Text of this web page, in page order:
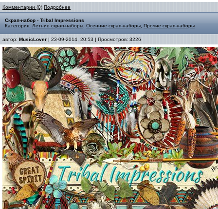
Комментарии (0) Подробнее
Скрап-набор - Tribal Impressions
Категория: Летние скрап-наборы Осенние скрап-наборы Прочие скрап-наборы
автор: MusicLover | 23-09-2014, 20:53 | Просмотров: 3226